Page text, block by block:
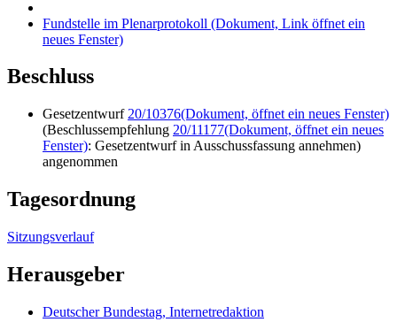
Fundstelle im Plenarprotokoll (Dokument, Link öffnet ein
neues Fenster)
Beschluss
Gesetzentwurf 20/10376(Dokument, öffnet ein neues Fenster)
(Beschlussempfehlung 20/11177(Dokument, öffnet ein neues
Fenster): Gesetzentwurf in Ausschussfassung annehmen)
angenommen
Tagesordnung
Sitzungsverlauf
Herausgeber
Deutscher Bundestag, Internetredaktion